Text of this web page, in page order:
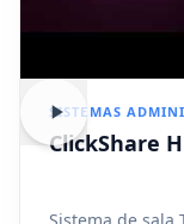
SISTEMAS
ClickShare
Sistema de sala